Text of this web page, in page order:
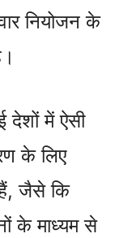
नियोजन के
देशों में ऐसी
के लिए
हैं, जैसे कि
के माध्यम से